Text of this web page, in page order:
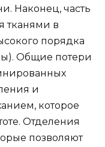
Наконец, часть
тканями в
порядка
Общие потери
и
которое
Отделения
позволяют